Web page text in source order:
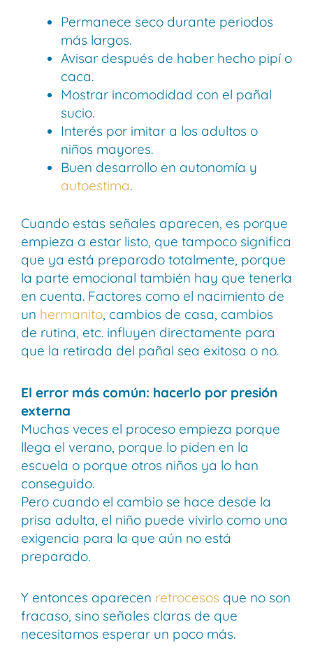
Permanece seco durante periodos
más largos.
Avisar después de haber hecho pipí o
caca.
Mostrar incomodidad con el pañal
sucio.
Interés por imitar a los adultos o
niños mayores.
Buen desarrollo en autonomía y
autoestima.
Cuando estas señales aparecen, es porque
empieza a estar listo, que tampoco significa
que ya está preparado totalmente, porque
la parte emocional también hay que tenerla
en cuenta. Factores como el nacimiento de
un hermanito, cambios de casa, cambios
de rutina, etc. influyen directamente para
que la retirada del pañal sea exitosa o no.
El error más común: hacerlo por presión
externa
Muchas veces el proceso empieza porque
llega el verano, porque lo piden en la
escuela o porque otros niños ya lo han
conseguido.
Pero cuando el cambio se hace desde la
prisa adulta, el niño puede vivirlo como una
exigencia para la que aún no está
preparado.
Y entonces aparecen retrocesos que no son
fracaso, sino señales claras de que
necesitamos esperar un poco más.